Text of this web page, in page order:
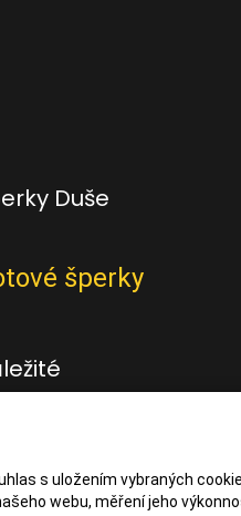
Duše
šperky
s uložením vybraných
webu, měření jeho